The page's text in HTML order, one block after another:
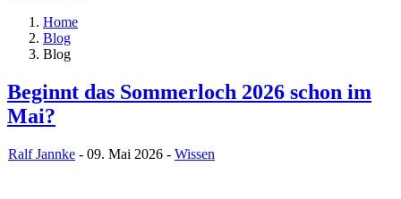
Home
Blog
Blog
Beginnt das Sommerloch 2026 schon im
Mai?
Ralf Jannke - 09. Mai 2026 - Wissen